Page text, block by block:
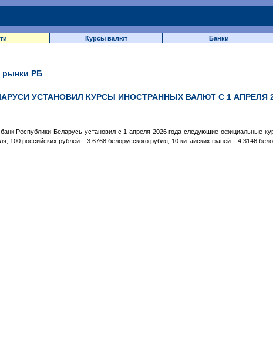
Курсы валют Банки
рынки РБ
УСТАНОВИЛ КУРСЫ ИНОСТРАННЫХ ВАЛЮТ C 1 АПРЕЛЯ
Республики Беларусь установил c 1 апреля 2026 года следующие официальные
100 российских рублей – 3.6768 белорусского рубля, 10 китайских юаней – 4.3146